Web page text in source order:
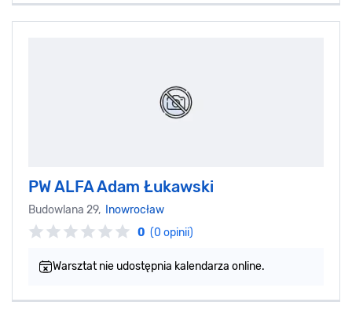
PW ALFA Adam Łukawski
Budowlana 29,
Inowrocław
0 (0 opinii)
Warsztat nie udostępnia kalendarza online.